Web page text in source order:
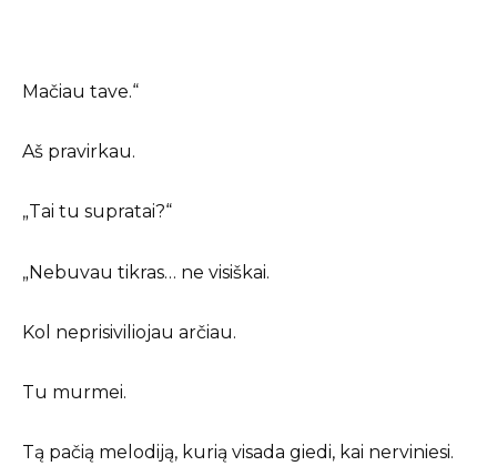
Mačiau tave.“
Aš pravirkau.
„Tai tu supratai?“
„Nebuvau tikras… ne visiškai.
Kol neprisiviliojau arčiau.
Tu murmei.
Tą pačią melodiją, kurią visada giedi, kai nerviniesi.